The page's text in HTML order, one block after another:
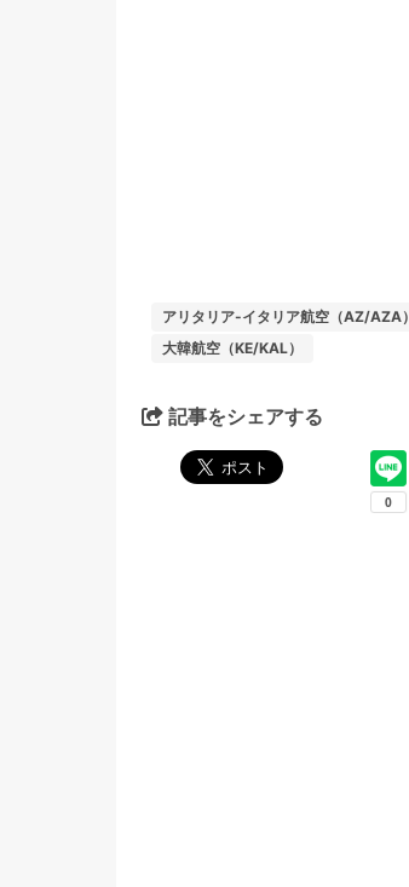
アリタリア-イタリア航空（AZ/AZA）
大韓航空（KE/KAL）
記事をシェアする